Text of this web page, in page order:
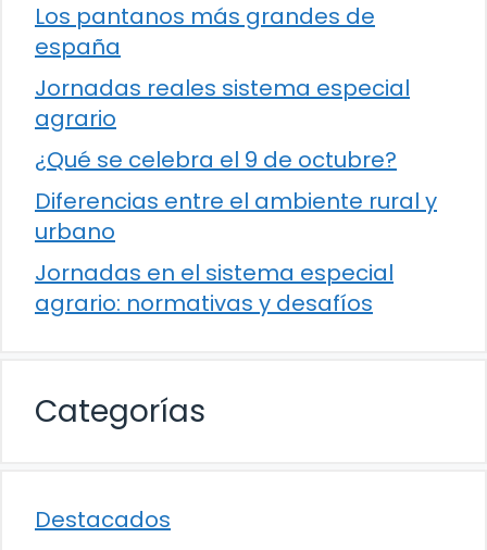
Los pantanos más grandes de
españa
Jornadas reales sistema especial
agrario
¿Qué se celebra el 9 de octubre?
Diferencias entre el ambiente rural y
urbano
Jornadas en el sistema especial
agrario: normativas y desafíos
Categorías
Destacados